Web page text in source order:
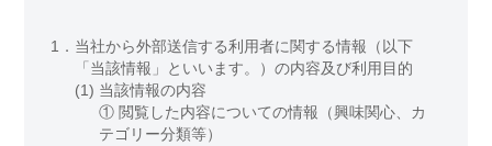
1． 当社から外部送信する利用者に関する情報（以下
「当該情報」といいます。）の内容及び利用目的
(1) 当該情報の内容
① 閲覧した内容についての情報（興味関心、カ
テゴリー分類等）